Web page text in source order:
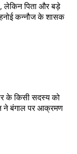
लेकिन पिता और बड़े
कन्नौज के शासक
के किसी सदस्य को
ने बंगाल पर आक्रमण